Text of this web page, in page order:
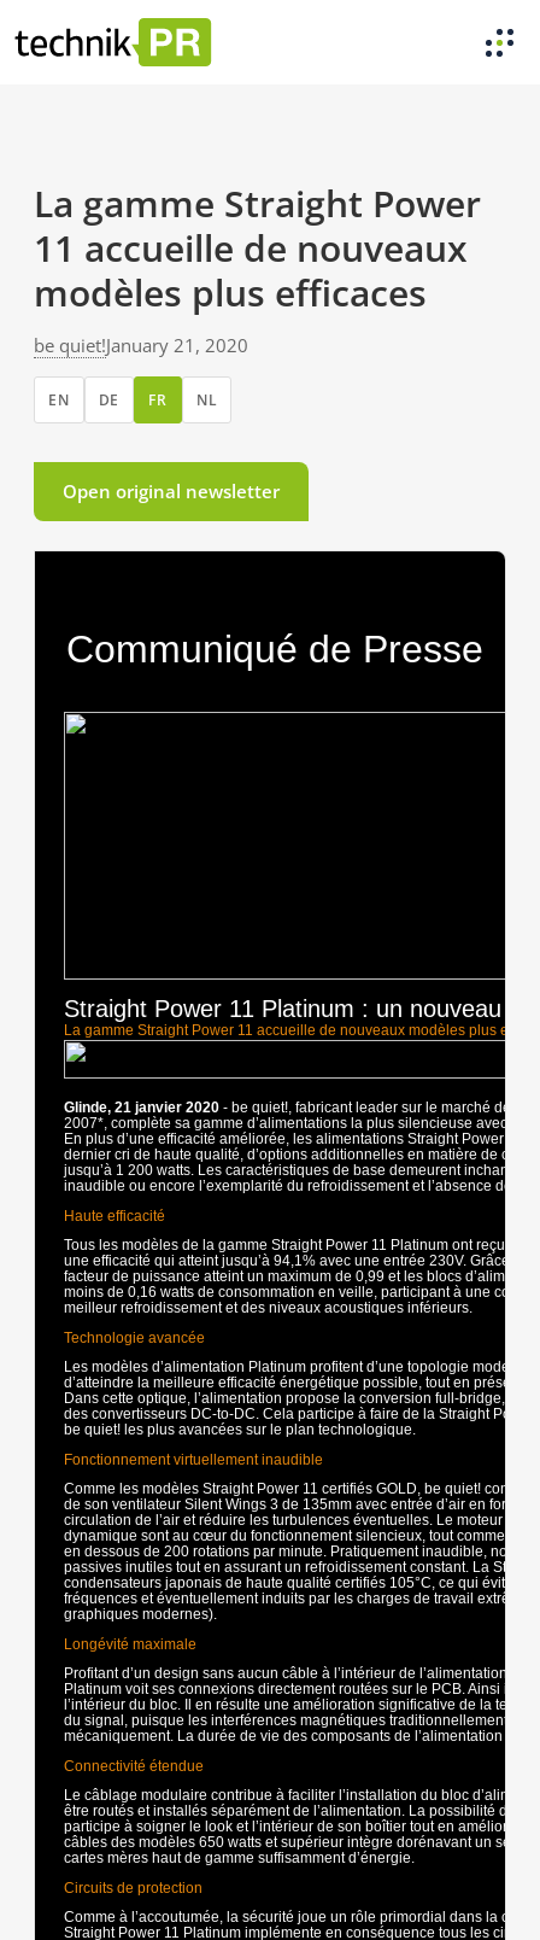
La gamme Straight Power
11 accueille de nouveaux
modèles plus efficaces
be quiet!January 21, 2020
EN DE FR NL
Open original newsletter